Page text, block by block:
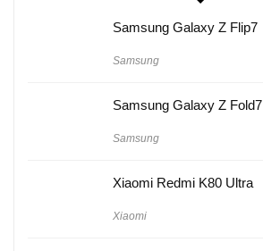
Samsung Galaxy Z Flip7
Samsung
Samsung Galaxy Z Fold7
Samsung
Xiaomi Redmi K80 Ultra
Xiaomi